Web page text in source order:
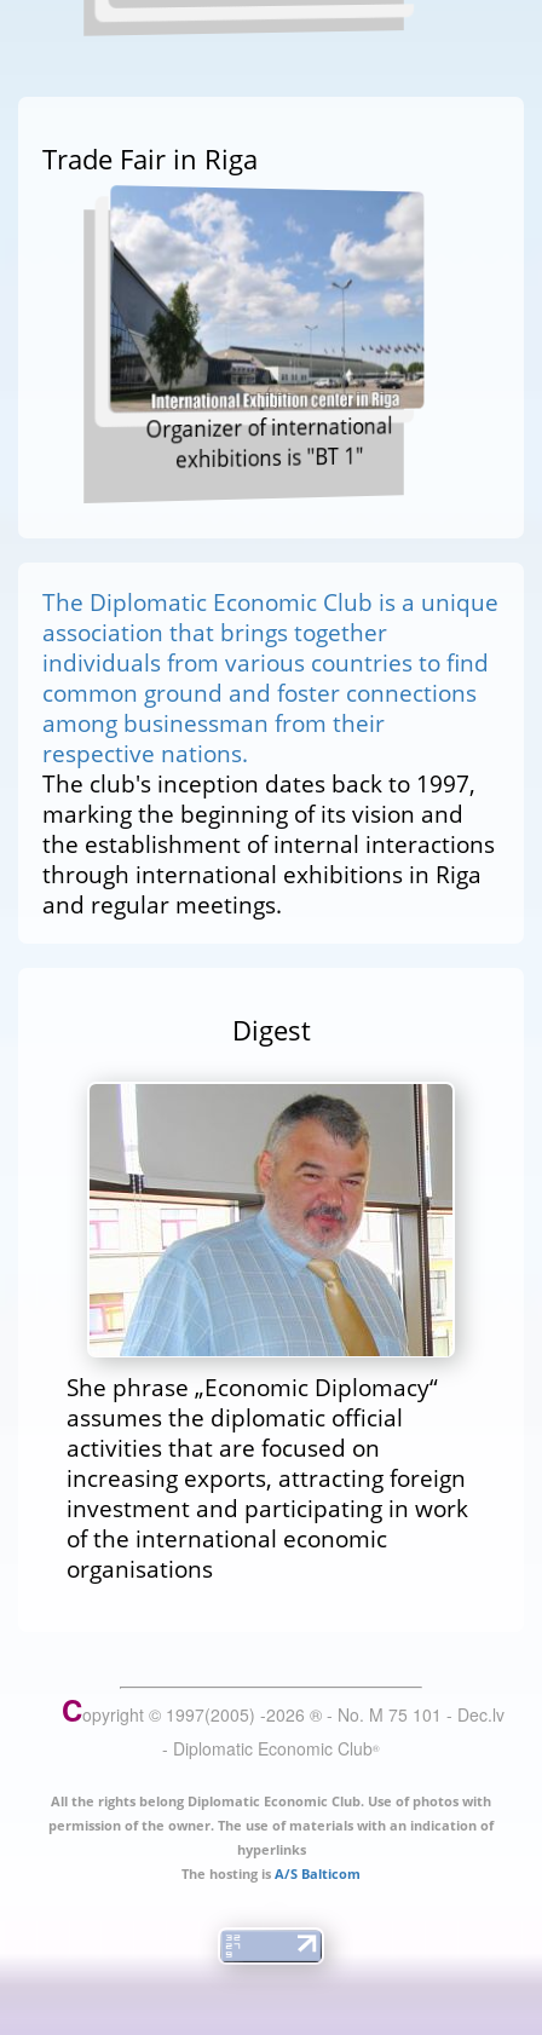
Trade Fair in Riga
Organizer of international
exhibitions is "BT 1"
The Diplomatic Economic Club is a unique
association that brings together
individuals from various countries to find
common ground and foster connections
among businessman from their
respective nations.
The club's inception dates back to 1997,
marking the beginning of its vision and
the establishment of internal interactions
through international exhibitions in Riga
and regular meetings.
Digest
She phrase „Economic Diplomacy“
assumes the diplomatic official
activities that are focused on
increasing exports, attracting foreign
investment and participating in work
of the international economic
organisations
Copyright © 1997(2005) -2026 ® - No. M 75 101 - Dec.lv
- Diplomatic Economic Club®
All the rights belong Diplomatic Economic Club. Use of photos with
permission of the owner. The use of materials with an indication of
hyperlinks
The hosting is A/S Balticom